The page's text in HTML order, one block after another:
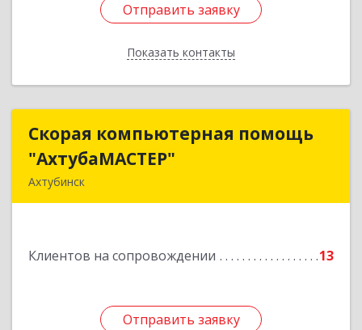
Отправить заявку
Показать контакты
Отправить заявку
Назад
Скорая компьютерная помощь
"АхтубаМАСТЕР"
Ахтубинск
Клиентов на сопровождении 13
Отправить заявку
Скорая компьютерная помощь
Подробнее
Отправить заявку